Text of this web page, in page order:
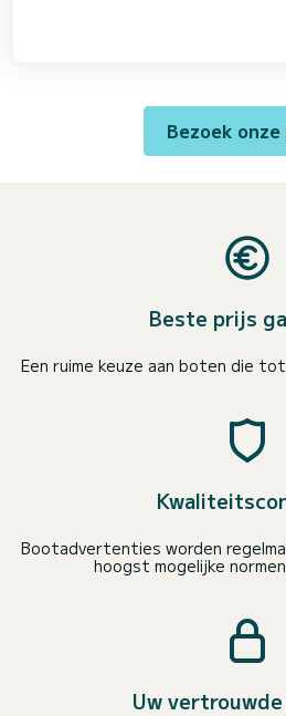
Bezoek onze
Beste prijs
Een ruime keuze aan boten die
Bootadvertenties worden
hoogst mogelijke
Uw